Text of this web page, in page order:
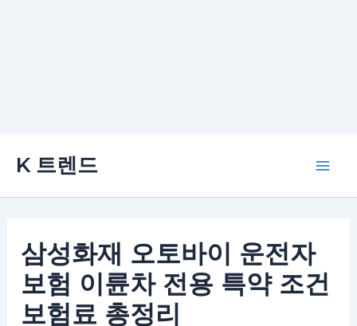
K 트렌드
삼성화재 오토바이 운전자
보험 이륜차 전용 특약 조건
보험료 총정리